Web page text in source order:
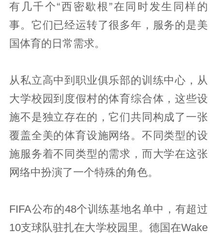
有几千个“西密歇根”在同时发生同样的
事。它们已经运转了很多年，服务的是美
国体育的日常需求。
从私立高中到职业俱乐部的训练中心，从
大学校园到度假村的体育综合体，这些设
施不是独立存在的，它们共同构成了一张
覆盖全美的体育设施网络。不同类型的设
施服务着不同类型的需求，而大学在这张
网络中扮演了一个特殊的角色。
FIFA公布的48个训练基地名单中，有超过
10支球队驻扎在大学校园里。德国在Wake